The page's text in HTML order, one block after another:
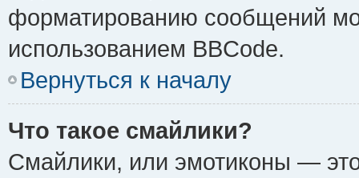
форматированию сообщений
использованием BBCode.
Вернуться к началу
Что такое смайлики?
Смайлики, или эмотиконы —